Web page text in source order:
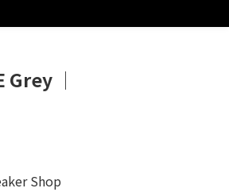
Grey │
Shop